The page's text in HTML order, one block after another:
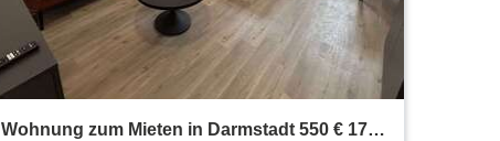
Wohnung zum Mieten in Darmstadt 550 € 17